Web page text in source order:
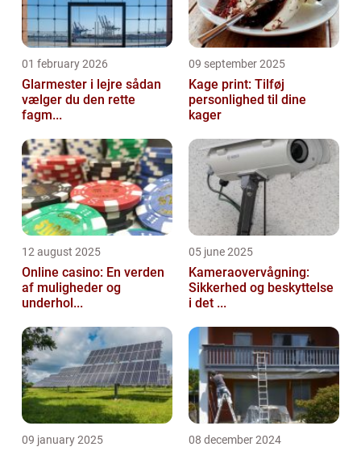
01 february 2026
Glarmester i lejre sådan
vælger du den rette
fagm...
09 september 2025
Kage print: Tilføj
personlighed til dine
kager
12 august 2025
Online casino: En verden
af muligheder og
underhol...
05 june 2025
Kameraovervågning:
Sikkerhed og beskyttelse
i det ...
09 january 2025 08 december 2024